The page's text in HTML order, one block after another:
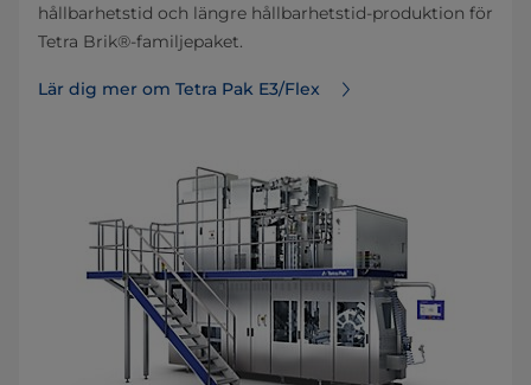
hållbarhetstid och längre hållbarhetstid-produktion för
Tetra Brik®-familjepaket.
Lär dig mer om Tetra Pak E3/Flex